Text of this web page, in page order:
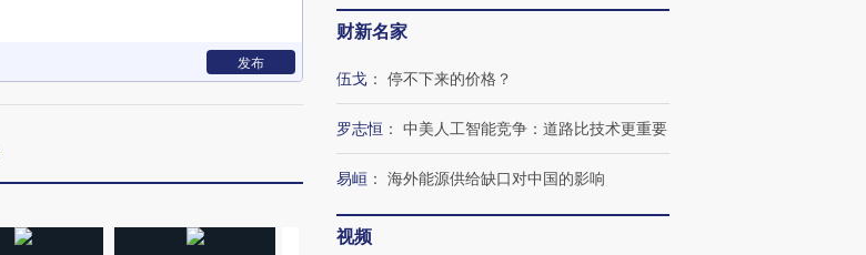
发布
财新名家
伍戈 ： 停不下来的价格？
罗志恒 ： 中美人工智能竞争：道路比技术更重要
易峘 ： 海外能源供给缺口对中国的影响
视频